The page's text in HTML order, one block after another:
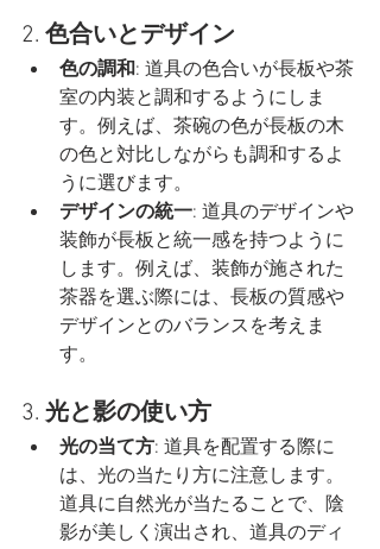
2. 色合いとデザイン
色の調和: 道具の色合いが長板や茶
室の内装と調和するようにしま
す。例えば、茶碗の色が長板の木
の色と対比しながらも調和するよ
うに選びます。
デザインの統一: 道具のデザインや
装飾が長板と統一感を持つように
します。例えば、装飾が施された
茶器を選ぶ際には、長板の質感や
デザインとのバランスを考えま
す。
3. 光と影の使い方
光の当て方: 道具を配置する際に
は、光の当たり方に注意します。
道具に自然光が当たることで、陰
影が美しく演出され、道具のディ